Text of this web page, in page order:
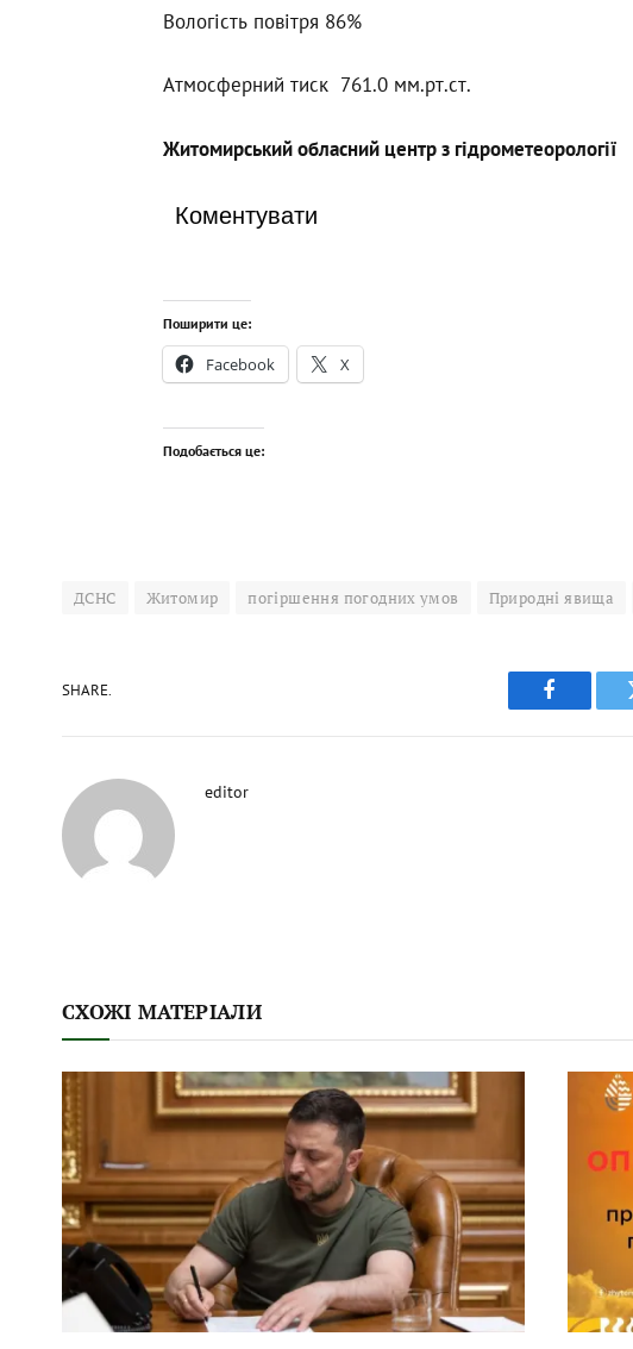
Вологість повітря 86%
Атмосферний тиск 761.0 мм.рт.ст.
Житомирський обласний центр з гідрометеорології
Коментувати
Поширити це:
Facebook X
Подобається це:
ДСНС Житомир погіршення погодних умов Природні явища
SHARE.
Facebook
editor
СХОЖІ МАТЕРІАЛИ